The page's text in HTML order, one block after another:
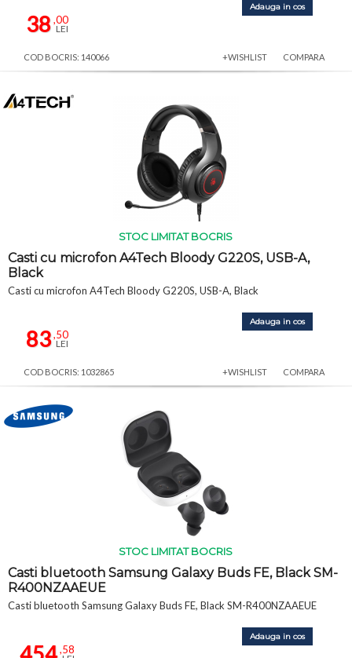
38,00
LEI
Adauga in cos
COD BOCRIS: 140066 +WISHLIST COMPARA
STOC LIMITAT BOCRIS
Casti cu microfon A4Tech Bloody G220S, USB-A,
Black
Casti cu microfon A4Tech Bloody G220S, USB-A, Black
83,50
LEI
Adauga in cos
COD BOCRIS: 1032865 +WISHLIST COMPARA
STOC LIMITAT BOCRIS
Casti bluetooth Samsung Galaxy Buds FE, Black SM-
R400NZAAEUE
Casti bluetooth Samsung Galaxy Buds FE, Black SM-R400NZAAEUE
,58
Adauga in cos